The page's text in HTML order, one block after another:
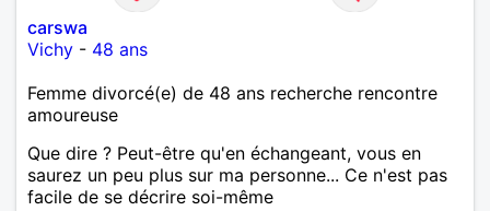
carswa
Vichy - 48 ans
Femme divorcé(e) de 48 ans recherche rencontre
amoureuse
Que dire ? Peut-être qu'en échangeant, vous en
saurez un peu plus sur ma personne... Ce n'est pas
facile de se décrire soi-même